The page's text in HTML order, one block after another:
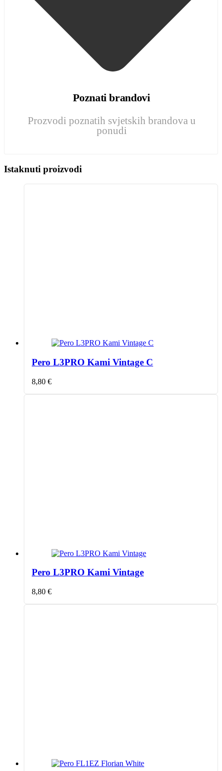
Poznati brandovi
Prozvodi poznatih svjetskih brandova u
ponudi
Istaknuti proizvodi
Pero L3PRO Kami Vintage C
8,80 €
Pero L3PRO Kami Vintage
8,80 €